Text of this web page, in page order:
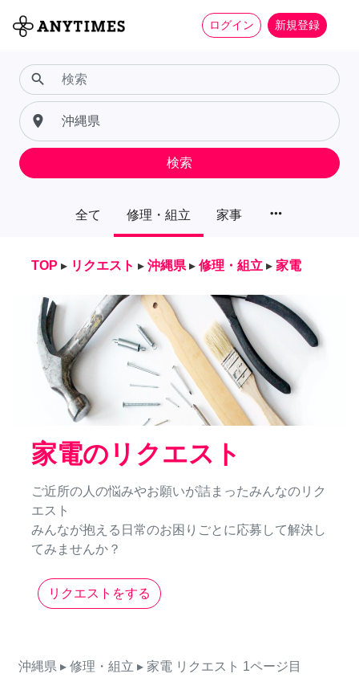
ログイン 新規登録
全て 修理・組立 家事 more_horiz
search
place
検索
TOP ▸ リクエスト ▸ 沖縄県 ▸ 修理・組立 ▸ 家電
家電のリクエスト
ご近所の人の悩みやお願いが詰まったみんなのリク
エスト
みんなが抱える日常のお困りごとに応募して解決し
てみませんか？
リクエストをする
沖縄県 ▸ 修理・組立 ▸ 家電 リクエスト 1ページ目